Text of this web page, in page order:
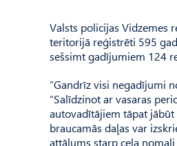
Valsts policijas Vidzemes
teritorijā reģistrēti 595
sešsimt gadījumiem 124
“Gandrīz visi negadījumi
“Salīdzinot ar vasaras
autovadītājiem tāpat jābūt
braucamās daļas var
attālums starp ceļa nomali